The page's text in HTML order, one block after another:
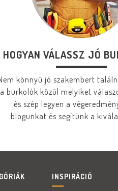
HOGYAN VÁLASSZ JÓ
könnyű jó szakembert
a burkolók közül melyiket
és szép legyen a
blogunkat és segítünk a
INSPIRÁCIÓ